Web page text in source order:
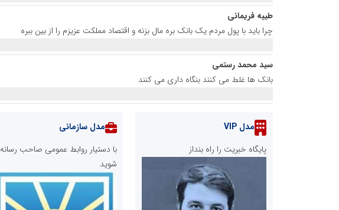
طیبه فریمانی
چرا باید با پول مردم یک بانک بره مال بزنه و اقتصاد مملکت عزیزم را از بین ببره
سید محمد رستمی
بانک ها غلط می کنند بنگاه داری می کنند
مدل VIP
پایگاه خبریت را راه بنداز
مدل سازمانی
با دستیار روابط عمومی صاحب رسانه
شوید